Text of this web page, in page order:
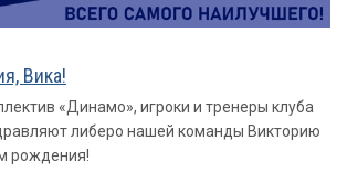
Вика!
«Динамо», игроки и тренеры клуба
либеро нашей команды Викторию
рождения!